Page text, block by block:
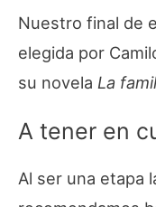
Nuestro final de
elegida por
su novela La
A tener en
Al ser una etapa